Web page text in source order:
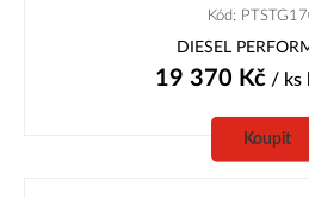
Kód:
DIESEL
19 370 Kč/ ks
Koupit